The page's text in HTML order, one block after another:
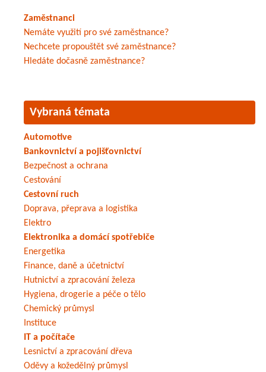
Zaměstnanci
Nemáte využití pro své zaměstnance?
Nechcete propouštět své zaměstnance?
Hledáte dočasně zaměstnance?
Vybraná témata
Automotive
Bankovnictví a pojišťovnictví
Bezpečnost a ochrana
Cestování
Cestovní ruch
Doprava, přeprava a logistika
Elektro
Elektronika a domácí spotřebiče
Energetika
Finance, daně a účetnictví
Hutnictví a zpracování železa
Hygiena, drogerie a péče o tělo
Chemický průmysl
Instituce
IT a počítače
Lesnictví a zpracování dřeva
Oděvy a kožedělný průmysl